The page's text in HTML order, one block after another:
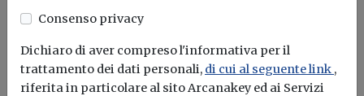
Al via Clima 2025: al centro
decarbonizzazione e consumi energetici
Da oggi 4 maggio ha preso il via presso il Politecnico di...
Consenso privacy
Dichiaro di aver compreso l'informativa per il
trattamento dei dati personali, di cui al seguente link ,
riferita in particolare al sito Arcanakey ed ai Servizi